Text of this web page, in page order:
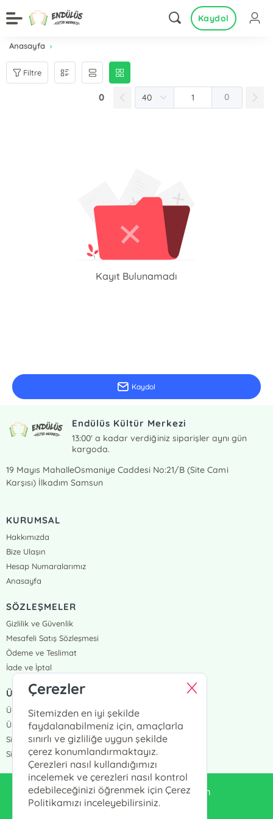
Kaydol
Anasayfa
Filtre
0 0
Kayıt Bulunamadı
Kaydol
Endülüs Kültür Merkezi
13:00' a kadar verdiğiniz siparişler aynı gün
kargoda.
19 Mayıs MahalleOsmaniye Caddesi No:21/B (Site Cami
Karşısı) İlkadım Samsun
KURUMSAL
Hakkımızda
Bize Ulaşın
Hesap Numaralarımız
Anasayfa
SÖZLEŞMELER
Gizlilik ve Güvenlik
Mesafeli Satış Sözleşmesi
Ödeme ve Teslimat
İade ve İptal
ÜYELİK VE SİPARİŞ
Üye Girişi
Üye Ol
Sipariş Takip
Siparişlerim
enduluskitabevi@gmail.com
Çerezler
Sitemizden en iyi şekilde
faydalanabilmeniz için, amaçlarla
sınırlı ve gizliliğe uygun şekilde
çerez konumlandırmaktayız.
Çerezleri nasıl kullandığımızı
incelemek ve çerezleri nasıl kontrol
edebileceğinizi öğrenmek için Çerez
Politikamızı inceleyebilirsiniz.